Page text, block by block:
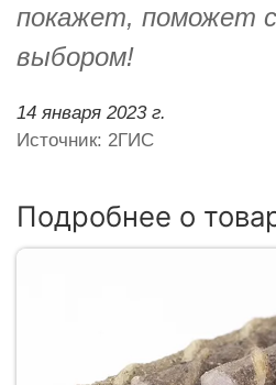
покажет, поможет
выбором!
14 января 2023 г.
Источник: 2ГИС
Подробнее о